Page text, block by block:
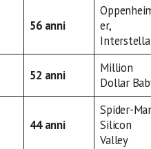
56 anni
er,
52 anni
Million
Dollar
44 anni
Spider-
Silicon
Valley